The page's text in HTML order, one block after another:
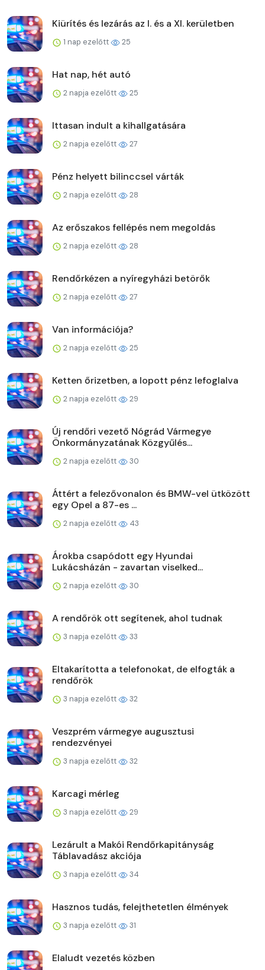
Kiürítés és lezárás az I. és a XI. kerületben
1 nap ezelőtt 25
Hat nap, hét autó
2 napja ezelőtt 25
Ittasan indult a kihallgatására
2 napja ezelőtt 27
Pénz helyett bilinccsel várták
2 napja ezelőtt 28
Az erőszakos fellépés nem megoldás
2 napja ezelőtt 28
Rendőrkézen a nyíregyházi betörők
2 napja ezelőtt 27
Van információja?
2 napja ezelőtt 25
Ketten őrizetben, a lopott pénz lefoglalva
2 napja ezelőtt 29
Új rendőri vezető Nógrád Vármegye
Önkormányzatának Közgyűlés...
2 napja ezelőtt 30
Áttért a felezővonalon és BMW-vel ütközött
egy Opel a 87-es ...
2 napja ezelőtt 43
Árokba csapódott egy Hyundai
Lukácsházán - zavartan viselked...
2 napja ezelőtt 30
A rendőrök ott segítenek, ahol tudnak
3 napja ezelőtt 33
Eltakarította a telefonokat, de elfogták a
rendőrök
3 napja ezelőtt 32
Veszprém vármegye augusztusi
rendezvényei
3 napja ezelőtt 32
Karcagi mérleg
3 napja ezelőtt 29
Lezárult a Makói Rendőrkapitányság
Táblavadász akciója
3 napja ezelőtt 34
Hasznos tudás, felejthetetlen élmények
3 napja ezelőtt 31
Elaludt vezetés közben